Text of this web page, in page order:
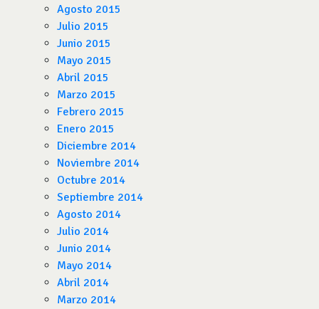
Agosto 2015
Julio 2015
Junio 2015
Mayo 2015
Abril 2015
Marzo 2015
Febrero 2015
Enero 2015
Diciembre 2014
Noviembre 2014
Octubre 2014
Septiembre 2014
Agosto 2014
Julio 2014
Junio 2014
Mayo 2014
Abril 2014
Marzo 2014